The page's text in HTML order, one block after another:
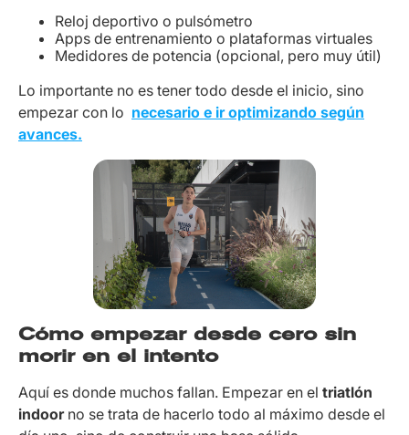
Reloj deportivo o pulsómetro
Apps de entrenamiento o plataformas virtuales
Medidores de potencia (opcional, pero muy útil)
Lo importante no es tener todo desde el inicio, sino
empezar con lo necesario e ir optimizando según
avances.
Cómo empezar desde cero sin
morir en el intento
Aquí es donde muchos fallan. Empezar en el triatlón
indoorno se trata de hacerlo todo al máximo desde el